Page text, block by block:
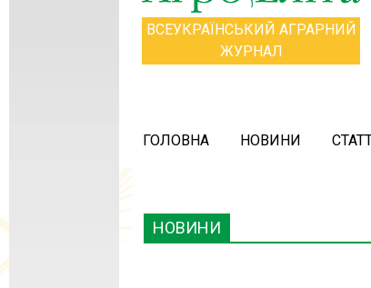
ВСЕУКРАЇНСЬКИЙ АГРАРНИЙ
ЖУРНАЛ
ГОЛОВНА НОВИНИ
НОВИНИ